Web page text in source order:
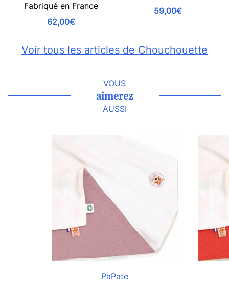
Fabriqué en France
62,00€
59,00€
Voir tous les articles de Chouchouette
VOUS
aimerez
AUSSI
PaPate